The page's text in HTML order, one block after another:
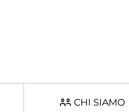
CHI SIAMO